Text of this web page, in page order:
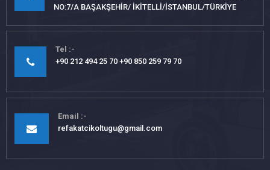
NO:7/A BAŞAKŞEHİR/ İKİTELLİ/İSTANBUL/TÜRKİYE
Tel
+90 212 494 25 70 +90 850 259 79 70
Email
refakatcikoltugu@gmail.com